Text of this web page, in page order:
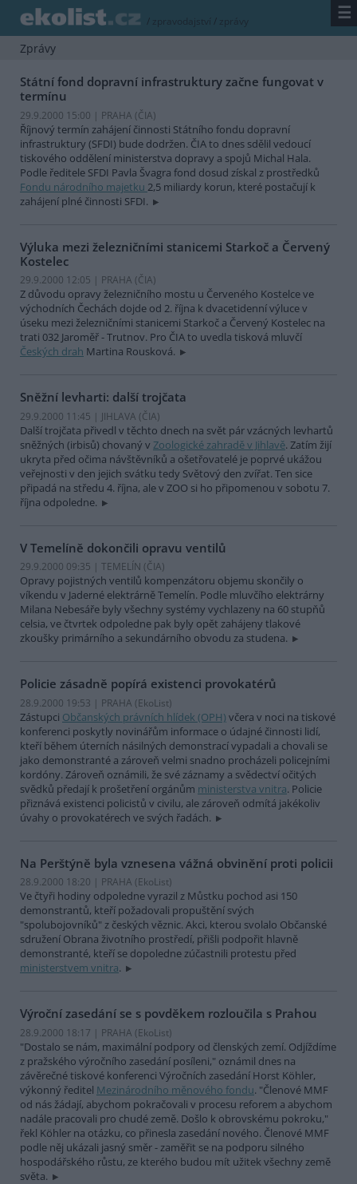
/ zpravodajství / zprávy ☰
Zprávy
Státní fond dopravní infrastruktury začne fungovat v
termínu
29.9.2000 15:00 | PRAHA (ČIA)
Říjnový termín zahájení činnosti Státního fondu dopravní
infrastruktury (SFDI) bude dodržen. ČIA to dnes sdělil vedoucí
tiskového oddělení ministerstva dopravy a spojů Michal Hala.
Podle ředitele SFDI Pavla Švagra fond dosud získal z prostředků
Fondu národního majetku 2,5 miliardy korun, které postačují k
zahájení plné činnosti SFDI.
Výluka mezi železničními stanicemi Starkoč a Červený
Kostelec
29.9.2000 12:05 | PRAHA (ČIA)
Z důvodu opravy železničního mostu u Červeného Kostelce ve
východních Čechách dojde od 2. října k dvacetidenní výluce v
úseku mezi železničními stanicemi Starkoč a Červený Kostelec na
trati 032 Jaroměř - Trutnov. Pro ČIA to uvedla tisková mluvčí
Českých drah Martina Rousková.
Sněžní levharti: další trojčata
29.9.2000 11:45 | JIHLAVA (ČIA)
Další trojčata přivedl v těchto dnech na svět pár vzácných levhartů
sněžných (irbisů) chovaný v Zoologické zahradě v Jihlavě. Zatím žijí
ukryta před očima návštěvníků a ošetřovatelé je poprvé ukážou
veřejnosti v den jejich svátku tedy Světový den zvířat. Ten sice
připadá na středu 4. října, ale v ZOO si ho připomenou v sobotu 7.
října odpoledne.
V Temelíně dokončili opravu ventilů
29.9.2000 09:35 | TEMELÍN (ČIA)
Opravy pojistných ventilů kompenzátoru objemu skončily o
víkendu v Jaderné elektrárně Temelín. Podle mluvčího elektrárny
Milana Nebesáře byly všechny systémy vychlazeny na 60 stupňů
celsia, ve čtvrtek odpoledne pak byly opět zahájeny tlakové
zkoušky primárního a sekundárního obvodu za studena.
Policie zásadně popírá existenci provokatérů
28.9.2000 19:53 | PRAHA (EkoList)
Zástupci Občanských právních hlídek (OPH) včera v noci na tiskové
konferenci poskytly novinářům informace o údajné činnosti lidí,
kteří během úterních násilných demonstrací vypadali a chovali se
jako demonstranté a zároveň velmi snadno procházeli policejními
kordóny. Zároveň oznámili, že své záznamy a svědectví očitých
svědků předají k prošetření orgánům ministerstva vnitra. Policie
přiznává existenci policistů v civilu, ale zároveň odmítá jakékoliv
úvahy o provokatérech ve svých řadách.
Na Perštýně byla vznesena vážná obvinění proti policii
28.9.2000 18:20 | PRAHA (EkoList)
Ve čtyři hodiny odpoledne vyrazil z Můstku pochod asi 150
demonstrantů, kteří požadovali propuštění svých
"spolubojovníků" z českých věznic. Akci, kterou svolalo Občanské
sdružení Obrana životního prostředí, přišli podpořit hlavně
demonstranté, kteří se dopoledne zúčastnili protestu před
ministerstvem vnitra.
Výroční zasedání se s povděkem rozloučila s Prahou
28.9.2000 18:17 | PRAHA (EkoList)
"Dostalo se nám, maximální podpory od členských zemí. Odjíždíme
z pražského výročního zasedání posíleni," oznámil dnes na
závěrečné tiskové konferenci Výročních zasedání Horst Köhler,
výkonný ředitel Mezinárodního měnového fondu. "Členové MMF
od nás žádají, abychom pokračovali v procesu reforem a abychom
nadále pracovali pro chudé země. Došlo k obrovskému pokroku,"
řekl Köhler na otázku, co přinesla zasedání nového. Členové MMF
podle něj ukázali jasný směr - zaměřit se na podporu silného
hospodářského růstu, ze kterého budou mít užitek všechny země
světa.